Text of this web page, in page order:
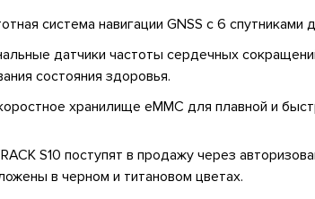
система навигации GNSS с 6 спутниками
датчики частоты сердечных
состояния здоровья.
хранилище eMMC для плавной и
S10 поступят в продажу через
в черном и титановом цветах.